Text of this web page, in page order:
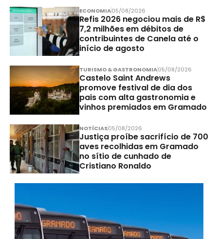
ECONOMIA05/08/2026
Refis 2026 negociou mais de R$
7,2 milhões em débitos de
contribuintes de Canela até o
início de agosto
TURISMO & GASTRONOMIA05/08/2026
Castelo Saint Andrews
promove festival de dia dos
pais com alta gastronomia e
vinhos premiados em Gramado
NOTÍCIAS05/08/2026
Justiça proíbe sacrifício de 700
aves recolhidas em Gramado
no sítio de cunhado de
Cristiano Ronaldo